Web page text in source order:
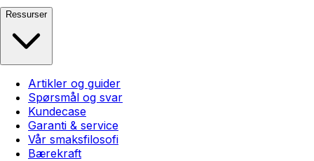
Ressurser
Artikler og guider
Spørsmål og svar
Kundecase
Garanti & service
Vår smaksfilosofi
Bærekraft